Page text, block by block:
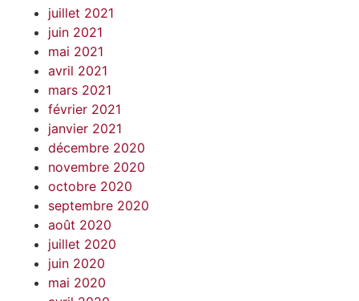
juillet 2021
juin 2021
mai 2021
avril 2021
mars 2021
février 2021
janvier 2021
décembre 2020
novembre 2020
octobre 2020
septembre 2020
août 2020
juillet 2020
juin 2020
mai 2020